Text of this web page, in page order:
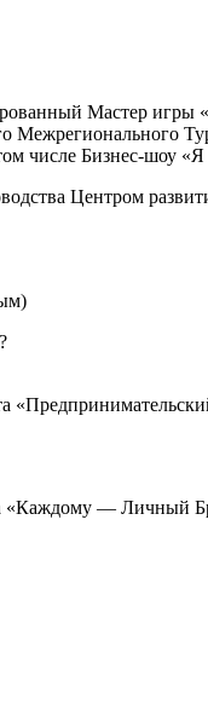
Мастер
Межрегионального
числе Бизнес-шоу «Я
Центром
«Каждому — Личный